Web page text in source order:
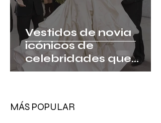
Vestidos de novia
icónicos de
celebridades que
hicieron historia
MÁS POPULAR